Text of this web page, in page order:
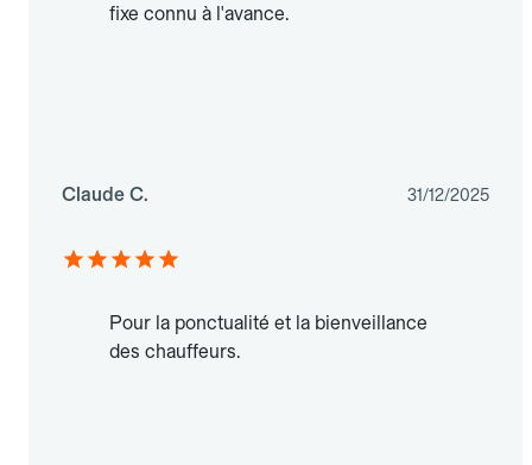
fixe connu à l'avance.
Claude C. 31/12/2025
Pour la ponctualité et la bienveillance
des chauffeurs.